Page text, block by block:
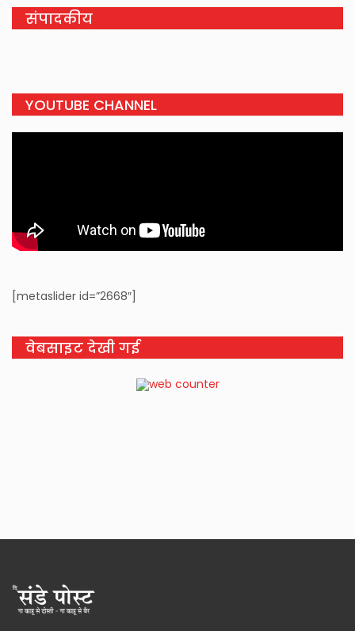
संपादकीय
YOUTUBE CHANNEL
[metaslider id=”2668″]
वेबसाइट देखी गई